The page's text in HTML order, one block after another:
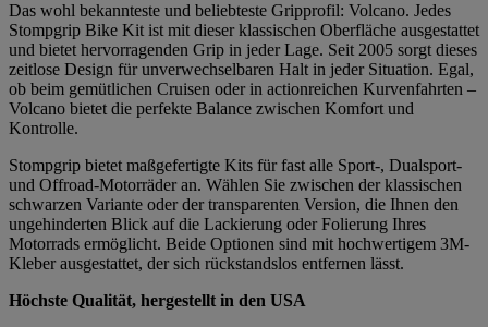
Das wohl bekannteste und beliebteste Gripprofil: Volcano. Jedes
Stompgrip Bike Kit ist mit dieser klassischen Oberfläche ausgestattet
und bietet hervorragenden Grip in jeder Lage. Seit 2005 sorgt dieses
zeitlose Design für unverwechselbaren Halt in jeder Situation. Egal,
ob beim gemütlichen Cruisen oder in actionreichen Kurvenfahrten –
Volcano bietet die perfekte Balance zwischen Komfort und
Kontrolle.
Stompgrip bietet maßgefertigte Kits für fast alle Sport-, Dualsport-
und Offroad-Motorräder an. Wählen Sie zwischen der klassischen
schwarzen Variante oder der transparenten Version, die Ihnen den
ungehinderten Blick auf die Lackierung oder Folierung Ihres
Motorrads ermöglicht. Beide Optionen sind mit hochwertigem 3M-
Kleber ausgestattet, der sich rückstandslos entfernen lässt.
Höchste Qualität, hergestellt in den USA